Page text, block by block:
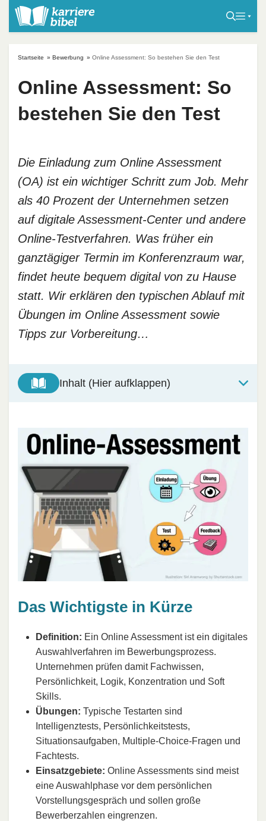
Startseite » Bewerbung » Online Assessment: So bestehen Sie den Test
Online Assessment: So
bestehen Sie den Test
Die Einladung zum Online Assessment
(OA) ist ein wichtiger Schritt zum Job. Mehr
als 40 Prozent der Unternehmen setzen
auf digitale Assessment-Center und andere
Online-Testverfahren. Was früher ein
ganztägiger Termin im Konferenzraum war,
findet heute bequem digital von zu Hause
statt. Wir erklären den typischen Ablauf mit
Übungen im Online Assessment sowie
Tipps zur Vorbereitung…
Inhalt (Hier aufklappen)
Das Wichtigste in Kürze
Definition: Ein Online Assessment ist ein digitales
Auswahlverfahren im Bewerbungsprozess.
Unternehmen prüfen damit Fachwissen,
Persönlichkeit, Logik, Konzentration und Soft
Skills.
Übungen: Typische Testarten sind
Intelligenztests, Persönlichkeitstests,
Situationsaufgaben, Multiple-Choice-Fragen und
Fachtests.
Einsatzgebiete: Online Assessments sind meist
eine Auswahlphase vor dem persönlichen
Vorstellungsgespräch und sollen große
Bewerberzahlen eingrenzen.